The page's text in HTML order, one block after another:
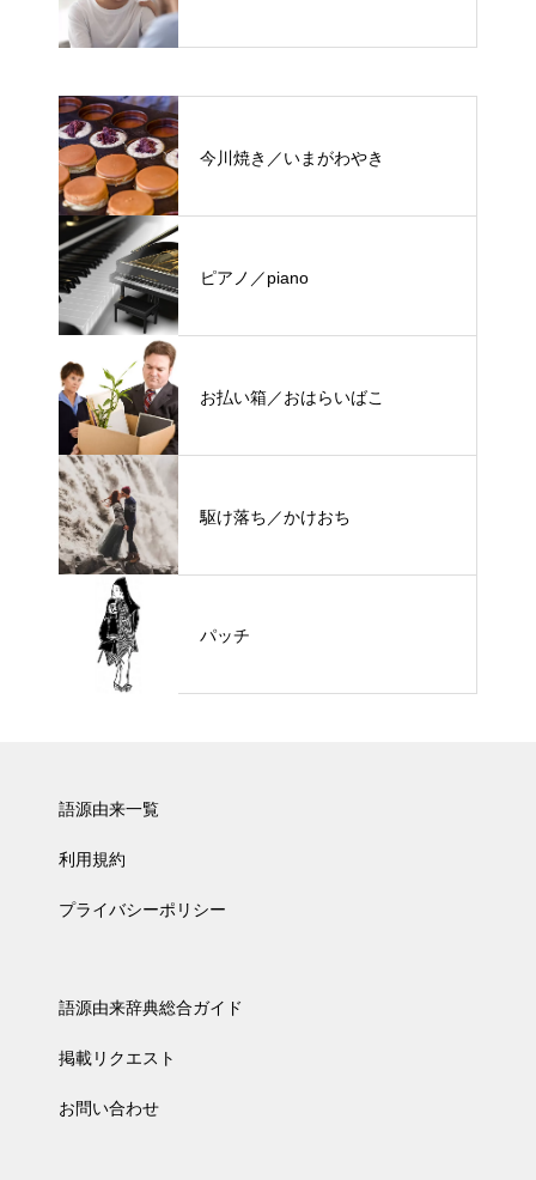
今川焼き／いまがわやき
ピアノ／piano
お払い箱／おはらいばこ
駆け落ち／かけおち
パッチ
語源由来一覧
利用規約
プライバシーポリシー
語源由来辞典総合ガイド
掲載リクエスト
お問い合わせ